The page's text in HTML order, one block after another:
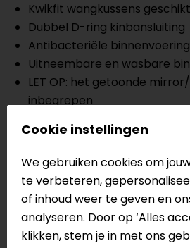
Kwikfit wangkussens
Dubbel D-ring kinbansluiting
Antibacteriële binnenvoering
Uitneembare en wasbare
LET OP: het getoonde
inbegrepen
Meer informatie nodig?
Neem dancontactmet ons op
vanonze winkelsin Breda,
Eindhoven, Vianen of
het product bekijken & passen
verkoopmedewerkers voor je
Cookie instellingen
We gebruiken cookies om
te verbeteren,
of inhoud weer te geven en
analyseren. Door op ‘Alles
klikken, stem je in met ons